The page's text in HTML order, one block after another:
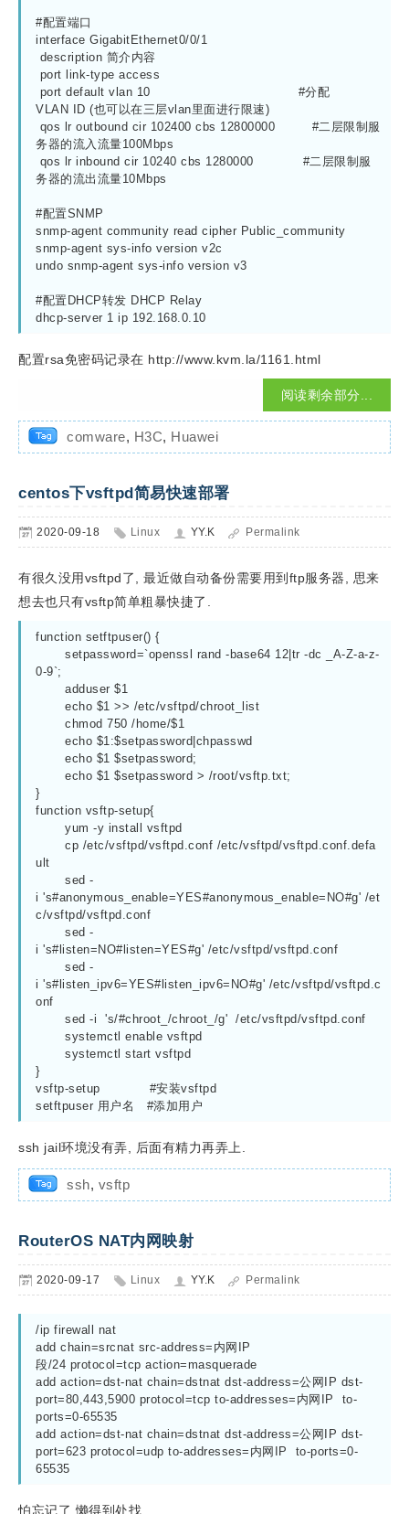
#配置端口
interface GigabitEthernet0/0/1
description 简介内容
port link-type access
port default vlan 10                                    #分配
VLAN ID (也可以在三层vlan里面进行限速)
qos lr outbound cir 102400 cbs 12800000         #二层限制服
务器的流入流量100Mbps
qos lr inbound cir 10240 cbs 1280000            #二层限制服
务器的流出流量10Mbps
#配置SNMP
snmp-agent community read cipher Public_community
snmp-agent sys-info version v2c
undo snmp-agent sys-info version v3
#配置DHCP转发 DHCP Relay
dhcp-server 1 ip 192.168.0.10
配置rsa免密码记录在 http://www.kvm.la/1161.html
阅读剩余部分...
comware, H3C, Huawei
centos下vsftpd简易快速部署
2020-09-18 Linux YY.K Permalink
有很久没用vsftpd了, 最近做自动备份需要用到ftp服务器, 思来
想去也只有vsftp简单粗暴快捷了.
function setftpuser() {
0-9`;
}
function vsftp-setup{
ult
i 's#anonymous_enable=YES#anonymous_enable=NO#g' /et
c/vsftpd/vsftpd.conf
i 's#listen=NO#listen=YES#g' /etc/vsftpd/vsftpd.conf
i 's#listen_ipv6=YES#listen_ipv6=NO#g' /etc/vsftpd/vsftpd.c
onf
}
vsftp-setup            #安装vsftpd
setftpuser 用户名   #添加用户
ssh jail环境没有弄, 后面有精力再弄上.
ssh, vsftp
RouterOS NAT内网映射
2020-09-17 Linux YY.K Permalink
/ip firewall nat
add chain=srcnat src-address=内网IP
段/24 protocol=tcp action=masquerade
add action=dst-nat chain=dstnat dst-address=公网IP dst-
port=80,443,5900 protocol=tcp to-addresses=内网IP  to-
ports=0-65535
add action=dst-nat chain=dstnat dst-address=公网IP dst-
port=623 protocol=udp to-addresses=内网IP  to-ports=0-
65535
怕忘记了,懒得到处找.